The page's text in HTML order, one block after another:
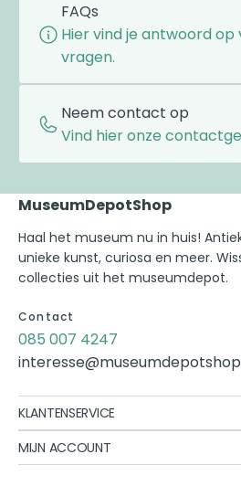
FAQs
Hier vind je antwoord
vragen.
Neem contact op
Vind hier onze
MuseumDepotShop
Haal het museum nu in huis!
unieke kunst, curiosa en meer.
collecties uit het museumdepot.
Contact
085 007 4247
KLANTENSERVICE
MIJN ACCOUNT